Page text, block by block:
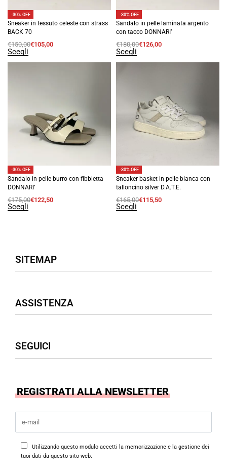
-30% OFF
Sneaker in tessuto celeste con strass
BACK 70
€150,00€105,00
Scegli
-30% OFF
Sandalo in pelle laminata argento
con tacco DONNARI’
€180,00€126,00
Scegli
-30% OFF
Sandalo in pelle burro con fibbietta
DONNARI’
€175,00€122,50
Scegli
-30% OFF
Sneaker basket in pelle bianca con
talloncino silver D.A.T.E.
€165,00€115,50
Scegli
SITEMAP
Donna
Borse
ASSISTENZA
Termini & Condizioni
SEGUICI
Instagram
REGISTRATI ALLA NEWSLETTER
Utilizzando questo modulo accetti la memorizzazione e la gestione dei
tuoi dati da questo sito web.